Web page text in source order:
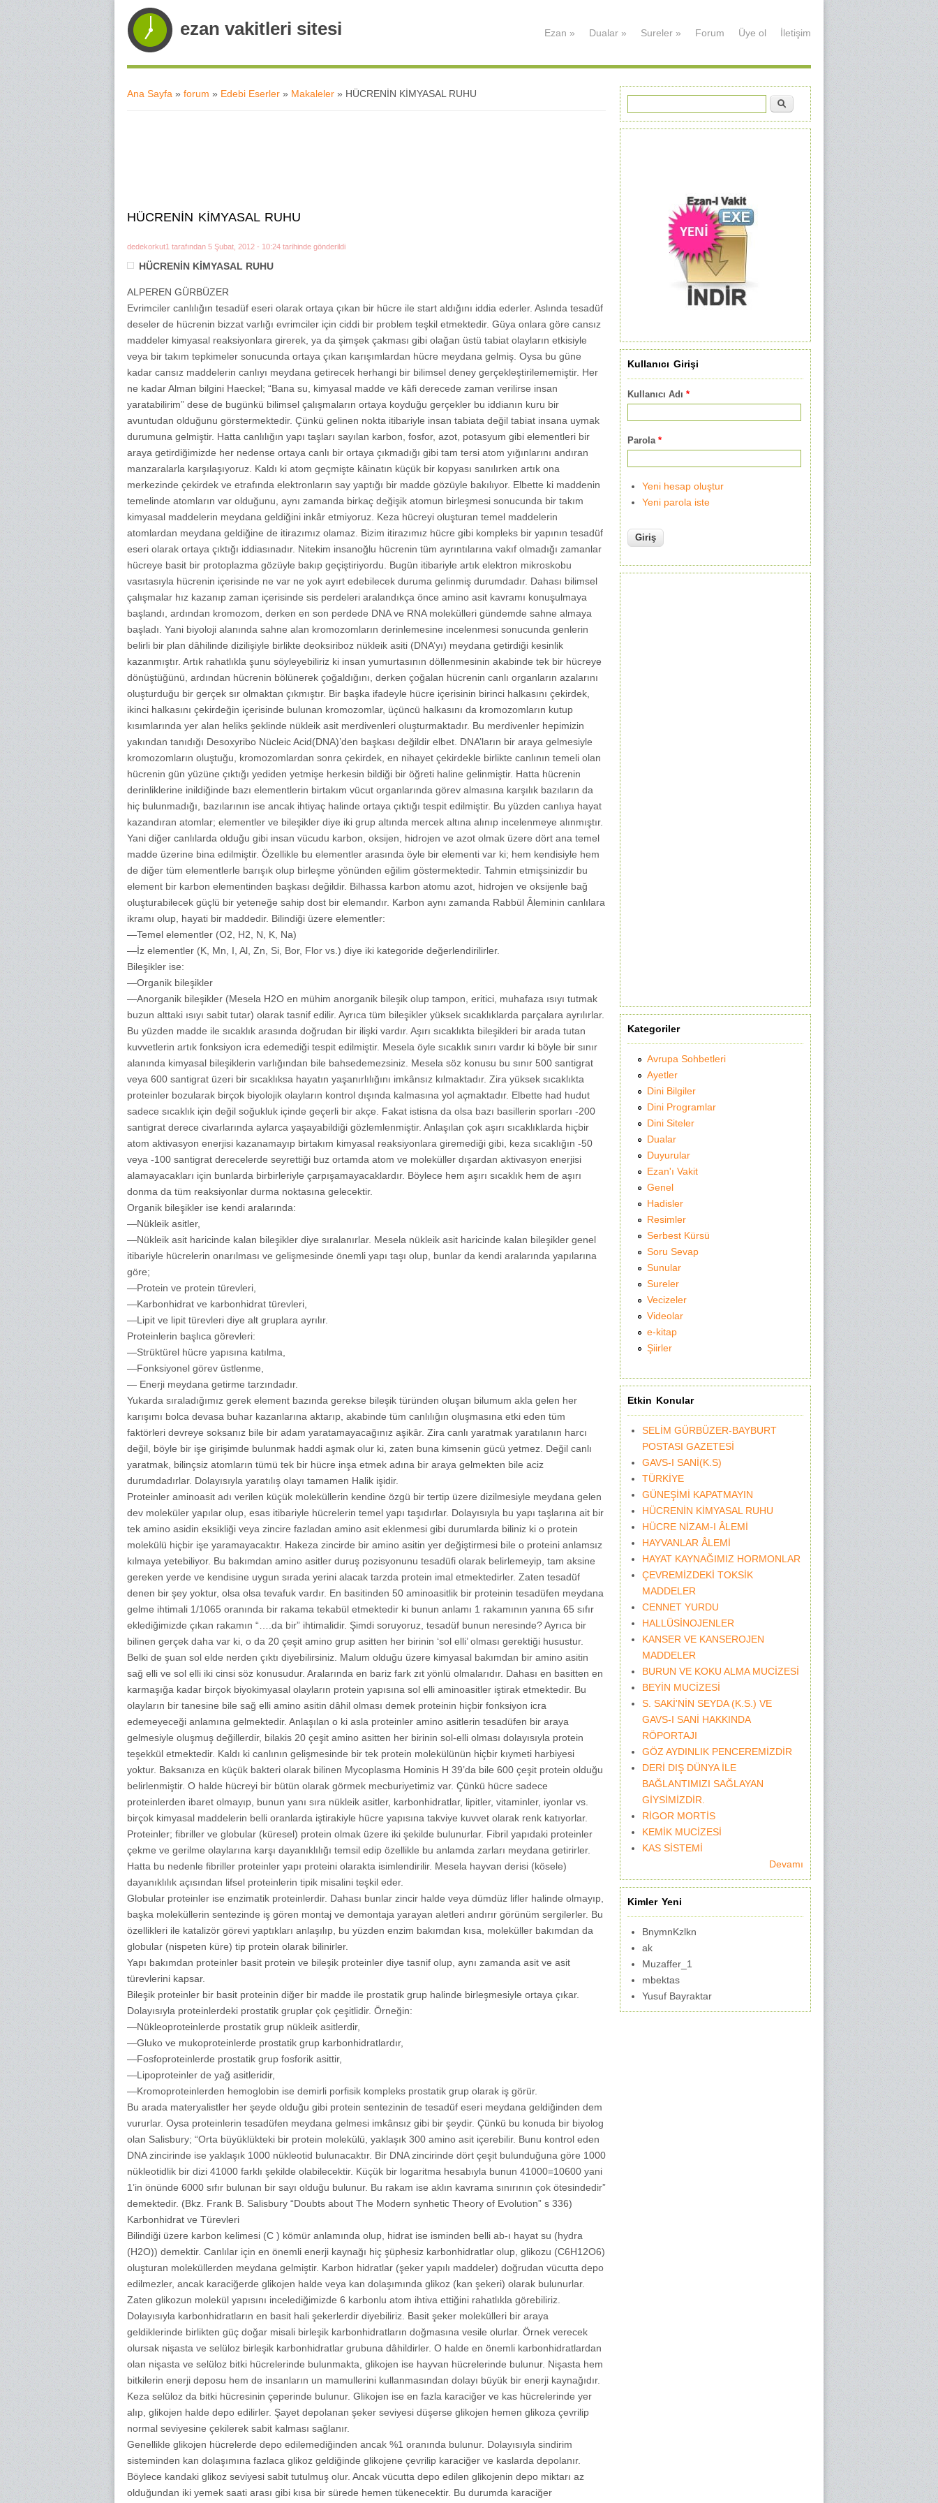
ezan vakitleri sitesi Ezan » Dualar » Sureler » Forum Üye ol İletişim
Ana Sayfa » forum » Edebi Eserler » Makaleler » HÜCRENİN KİMYASAL RUHU
HÜCRENİN KİMYASAL RUHU
dedekorkut1 tarafından 5 Şubat, 2012 - 10:24 tarihinde gönderildi
HÜCRENİN KİMYASAL RUHU
ALPEREN GÜRBÜZER
Evrimciler canlılığın tesadüf eseri olarak ortaya çıkan bir hücre ile start aldığını iddia ederler. Aslında tesadüf
deseler de hücrenin bizzat varlığı evrimciler için ciddi bir problem teşkil etmektedir. Güya onlara göre cansız
maddeler kimyasal reaksiyonlara girerek, ya da şimşek çakması gibi olağan üstü tabiat olayların etkisiyle
veya bir takım tepkimeler sonucunda ortaya çıkan karışımlardan hücre meydana gelmiş. Oysa bu güne
kadar cansız maddelerin canlıyı meydana getirecek herhangi bir bilimsel deney gerçekleştirilememiştir. Her
ne kadar Alman bilgini Haeckel; “Bana su, kimyasal madde ve kâfi derecede zaman verilirse insan
yaratabilirim” dese de bugünkü bilimsel çalışmaların ortaya koyduğu gerçekler bu iddianın kuru bir
avuntudan olduğunu görstermektedir. Çünkü gelinen nokta itibariyle insan tabiata değil tabiat insana uymak
durumuna gelmiştir. Hatta canlılığın yapı taşları sayılan karbon, fosfor, azot, potasyum gibi elementleri bir
araya getirdiğimizde her nedense ortaya canlı bir ortaya çıkmadığı gibi tam tersi atom yığınlarını andıran
manzaralarla karşılaşıyoruz. Kaldı ki atom geçmişte kâinatın küçük bir kopyası sanılırken artık ona
merkezinde çekirdek ve etrafında elektronların say yaptığı bir madde gözüyle bakılıyor. Elbette ki maddenin
temelinde atomların var olduğunu, aynı zamanda birkaç değişik atomun birleşmesi sonucunda bir takım
kimyasal maddelerin meydana geldiğini inkâr etmiyoruz. Keza hücreyi oluşturan temel maddelerin
atomlardan meydana geldiğine de itirazımız olamaz. Bizim itirazımız hücre gibi kompleks bir yapının tesadüf
eseri olarak ortaya çıktığı iddiasınadır. Nitekim insanoğlu hücrenin tüm ayrıntılarına vakıf olmadığı zamanlar
hücreye basit bir protoplazma gözüyle bakıp geçiştiriyordu. Bugün itibariyle artık elektron mikroskobu
vasıtasıyla hücrenin içerisinde ne var ne yok ayırt edebilecek duruma gelinmiş durumdadır. Dahası bilimsel
çalışmalar hız kazanıp zaman içerisinde sis perdeleri aralandıkça önce amino asit kavramı konuşulmaya
başlandı, ardından kromozom, derken en son perdede DNA ve RNA molekülleri gündemde sahne almaya
başladı. Yani biyoloji alanında sahne alan kromozomların derinlemesine incelenmesi sonucunda genlerin
belirli bir plan dâhilinde dizilişiyle birlikte deoksiriboz nükleik asiti (DNA’yı) meydana getirdiği kesinlik
kazanmıştır. Artık rahatlıkla şunu söyleyebiliriz ki insan yumurtasının döllenmesinin akabinde tek bir hücreye
dönüştüğünü, ardından hücrenin bölünerek çoğaldığını, derken çoğalan hücrenin canlı organların azalarını
oluşturduğu bir gerçek sır olmaktan çıkmıştır. Bir başka ifadeyle hücre içerisinin birinci halkasını çekirdek,
ikinci halkasını çekirdeğin içerisinde bulunan kromozomlar, üçüncü halkasını da kromozomların kutup
kısımlarında yer alan heliks şeklinde nükleik asit merdivenleri oluşturmaktadır. Bu merdivenler hepimizin
yakından tanıdığı Desoxyribo Nücleic Acid(DNA)’den başkası değildir elbet. DNA’ların bir araya gelmesiyle
kromozomların oluştuğu, kromozomlardan sonra çekirdek, en nihayet çekirdekle birlikte canlının temeli olan
hücrenin gün yüzüne çıktığı yediden yetmişe herkesin bildiği bir öğreti haline gelinmiştir. Hatta hücrenin
derinliklerine inildiğinde bazı elementlerin birtakım vücut organlarında görev almasına karşılık bazıların da
hiç bulunmadığı, bazılarının ise ancak ihtiyaç halinde ortaya çıktığı tespit edilmiştir. Bu yüzden canlıya hayat
kazandıran atomlar; elementler ve bileşikler diye iki grup altında mercek altına alınıp incelenmeye alınmıştır.
Yani diğer canlılarda olduğu gibi insan vücudu karbon, oksijen, hidrojen ve azot olmak üzere dört ana temel
madde üzerine bina edilmiştir. Özellikle bu elementler arasında öyle bir elementi var ki; hem kendisiyle hem
de diğer tüm elementlerle barışık olup birleşme yönünden eğilim göstermektedir. Tahmin etmişsinizdir bu
element bir karbon elementinden başkası değildir. Bilhassa karbon atomu azot, hidrojen ve oksijenle bağ
oluşturabilecek güçlü bir yeteneğe sahip dost bir elemandır. Karbon aynı zamanda Rabbül Âleminin canlılara
ikramı olup, hayati bir maddedir. Bilindiği üzere elementler:
—Temel elementler (O2, H2, N, K, Na)
—İz elementler (K, Mn, I, Al, Zn, Si, Bor, Flor vs.) diye iki kategoride değerlendirilirler.
Bileşikler ise:
—Organik bileşikler
—Anorganik bileşikler (Mesela H2O en mühim anorganik bileşik olup tampon, eritici, muhafaza ısıyı tutmak
buzun alttaki ısıyı sabit tutar) olarak tasnif edilir. Ayrıca tüm bileşikler yüksek sıcaklıklarda parçalara ayrılırlar.
Bu yüzden madde ile sıcaklık arasında doğrudan bir ilişki vardır. Aşırı sıcaklıkta bileşikleri bir arada tutan
kuvvetlerin artık fonksiyon icra edemediği tespit edilmiştir. Mesela öyle sıcaklık sınırı vardır ki böyle bir sınır
alanında kimyasal bileşiklerin varlığından bile bahsedemezsiniz. Mesela söz konusu bu sınır 500 santigrat
veya 600 santigrat üzeri bir sıcaklıksa hayatın yaşanırlılığını imkânsız kılmaktadır. Zira yüksek sıcaklıkta
proteinler bozularak birçok biyolojik olayların kontrol dışında kalmasına yol açmaktadır. Elbette had hudut
sadece sıcaklık için değil soğukluk içinde geçerli bir akçe. Fakat istisna da olsa bazı basillerin sporları -200
santigrat derece civarlarında aylarca yaşayabildiği gözlemlenmiştir. Anlaşılan çok aşırı sıcaklıklarda hiçbir
atom aktivasyon enerjisi kazanamayıp birtakım kimyasal reaksiyonlara giremediği gibi, keza sıcaklığın -50
veya -100 santigrat derecelerde seyrettiği buz ortamda atom ve moleküller dışardan aktivasyon enerjisi
alamayacakları için bunlarda birbirleriyle çarpışamayacaklardır. Böylece hem aşırı sıcaklık hem de aşırı
donma da tüm reaksiyonlar durma noktasına gelecektir.
Organik bileşikler ise kendi aralarında:
—Nükleik asitler,
—Nükleik asit haricinde kalan bileşikler diye sıralanırlar. Mesela nükleik asit haricinde kalan bileşikler genel
itibariyle hücrelerin onarılması ve gelişmesinde önemli yapı taşı olup, bunlar da kendi aralarında yapılarına
göre;
—Protein ve protein türevleri,
—Karbonhidrat ve karbonhidrat türevleri,
—Lipit ve lipit türevleri diye alt gruplara ayrılır.
Proteinlerin başlıca görevleri:
—Strüktürel hücre yapısına katılma,
—Fonksiyonel görev üstlenme,
— Enerji meydana getirme tarzındadır.
Yukarda sıraladığımız gerek element bazında gerekse bileşik türünden oluşan bilumum akla gelen her
karışımı bolca devasa buhar kazanlarına aktarıp, akabinde tüm canlılığın oluşmasına etki eden tüm
faktörleri devreye soksanız bile bir adam yaratamayacağınız aşikâr. Zira canlı yaratmak yaratılanın harcı
değil, böyle bir işe girişimde bulunmak haddi aşmak olur ki, zaten buna kimsenin gücü yetmez. Değil canlı
yaratmak, bilinçsiz atomların tümü tek bir hücre inşa etmek adına bir araya gelmekten bile aciz
durumdadırlar. Dolayısıyla yaratılış olayı tamamen Halik işidir.
Proteinler aminoasit adı verilen küçük moleküllerin kendine özgü bir tertip üzere dizilmesiyle meydana gelen
dev moleküler yapılar olup, esas itibariyle hücrelerin temel yapı taşıdırlar. Dolayısıyla bu yapı taşlarına ait bir
tek amino asidin eksikliği veya zincire fazladan amino asit eklenmesi gibi durumlarda biliniz ki o protein
molekülü hiçbir işe yaramayacaktır. Hakeza zincirde bir amino asitin yer değiştirmesi bile o proteini anlamsız
kılmaya yetebiliyor. Bu bakımdan amino asitler duruş pozisyonunu tesadüfi olarak belirlemeyip, tam aksine
gereken yerde ve kendisine uygun sırada yerini alacak tarzda protein imal etmektedirler. Zaten tesadüf
denen bir şey yoktur, olsa olsa tevafuk vardır. En basitinden 50 aminoasitlik bir proteinin tesadüfen meydana
gelme ihtimali 1/1065 oranında bir rakama tekabül etmektedir ki bunun anlamı 1 rakamının yanına 65 sıfır
eklediğimizde çıkan rakamın “….da bir” ihtimalidir. Şimdi soruyoruz, tesadüf bunun neresinde? Ayrıca bir
bilinen gerçek daha var ki, o da 20 çeşit amino grup asitten her birinin ‘sol elli’ olması gerektiği husustur.
Belki de şuan sol elde nerden çıktı diyebilirsiniz. Malum olduğu üzere kimyasal bakımdan bir amino asitin
sağ elli ve sol elli iki cinsi söz konusudur. Aralarında en bariz fark zıt yönlü olmalarıdır. Dahası en basitten en
karmaşığa kadar birçok biyokimyasal olayların protein yapısına sol elli aminoasitler iştirak etmektedir. Bu
olayların bir tanesine bile sağ elli amino asitin dâhil olması demek proteinin hiçbir fonksiyon icra
edemeyeceği anlamına gelmektedir. Anlaşılan o ki asla proteinler amino asitlerin tesadüfen bir araya
gelmesiyle oluşmuş değillerdir, bilakis 20 çeşit amino asitten her birinin sol-elli olması dolayısıyla protein
teşekkül etmektedir. Kaldı ki canlının gelişmesinde bir tek protein molekülünün hiçbir kıymeti harbiyesi
yoktur. Baksanıza en küçük bakteri olarak bilinen Mycoplasma Hominis H 39’da bile 600 çeşit protein olduğu
belirlenmiştir. O halde hücreyi bir bütün olarak görmek mecburiyetimiz var. Çünkü hücre sadece
proteinlerden ibaret olmayıp, bunun yanı sıra nükleik asitler, karbonhidratlar, lipitler, vitaminler, iyonlar vs.
birçok kimyasal maddelerin belli oranlarda iştirakiyle hücre yapısına takviye kuvvet olarak renk katıyorlar.
Proteinler; fibriller ve globular (küresel) protein olmak üzere iki şekilde bulunurlar. Fibril yapıdaki proteinler
çekme ve gerilme olaylarına karşı dayanıklılığı temsil edip özellikle bu anlamda zarları meydana getirirler.
Hatta bu nedenle fibriller proteinler yapı proteini olarakta isimlendirilir. Mesela hayvan derisi (kösele)
dayanıklılık açısından lifsel proteinlerin tipik misalini teşkil eder.
Globular proteinler ise enzimatik proteinlerdir. Dahası bunlar zincir halde veya dümdüz lifler halinde olmayıp,
başka moleküllerin sentezinde iş gören montaj ve demontaja yarayan aletleri andırır görünüm sergilerler. Bu
özellikleri ile katalizör görevi yaptıkları anlaşılıp, bu yüzden enzim bakımdan kısa, moleküller bakımdan da
globular (nispeten küre) tip protein olarak bilinirler.
Yapı bakımdan proteinler basit protein ve bileşik proteinler diye tasnif olup, aynı zamanda asit ve asit
türevlerini kapsar.
Bileşik proteinler bir basit proteinin diğer bir madde ile prostatik grup halinde birleşmesiyle ortaya çıkar.
Dolayısıyla proteinlerdeki prostatik gruplar çok çeşitlidir. Örneğin:
—Nükleoproteinlerde prostatik grup nükleik asitlerdir,
—Gluko ve mukoproteinlerde prostatik grup karbonhidratlardır,
—Fosfoproteinlerde prostatik grup fosforik asittir,
—Lipoproteinler de yağ asitleridir,
—Kromoproteinlerden hemoglobin ise demirli porfisik kompleks prostatik grup olarak iş görür.
Bu arada materyalistler her şeyde olduğu gibi protein sentezinin de tesadüf eseri meydana geldiğinden dem
vururlar. Oysa proteinlerin tesadüfen meydana gelmesi imkânsız gibi bir şeydir. Çünkü bu konuda bir biyolog
olan Salisbury; “Orta büyüklükteki bir protein molekülü, yaklaşık 300 amino asit içerebilir. Bunu kontrol eden
DNA zincirinde ise yaklaşık 1000 nükleotid bulunacaktır. Bir DNA zincirinde dört çeşit bulunduğuna göre 1000
nükleotidlik bir dizi 41000 farklı şekilde olabilecektir. Küçük bir logaritma hesabıyla bunun 41000=10600 yani
1’in önünde 6000 sıfır bulunan bir sayı olduğu bulunur. Bu rakam ise aklın kavrama sınırının çok ötesindedir”
demektedir. (Bkz. Frank B. Salisbury “Doubts about The Modern synhetic Theory of Evolution” s 336)
Karbonhidrat ve Türevleri
Bilindiği üzere karbon kelimesi (C ) kömür anlamında olup, hidrat ise isminden belli ab-ı hayat su (hydra
(H2O)) demektir. Canlılar için en önemli enerji kaynağı hiç şüphesiz karbonhidratlar olup, glikozu (C6H12O6)
oluşturan moleküllerden meydana gelmiştir. Karbon hidratlar (şeker yapılı maddeler) doğrudan vücutta depo
edilmezler, ancak karaciğerde glikojen halde veya kan dolaşımında glikoz (kan şekeri) olarak bulunurlar.
Zaten glikozun molekül yapısını incelediğimizde 6 karbonlu atom ihtiva ettiğini rahatlıkla görebiliriz.
Dolayısıyla karbonhidratların en basit hali şekerlerdir diyebiliriz. Basit şeker molekülleri bir araya
geldiklerinde birlikten güç doğar misali birleşik karbonhidratların doğmasına vesile olurlar. Örnek verecek
olursak nişasta ve selüloz birleşik karbonhidratlar grubuna dâhildirler. O halde en önemli karbonhidratlardan
olan nişasta ve selüloz bitki hücrelerinde bulunmakta, glikojen ise hayvan hücrelerinde bulunur. Nişasta hem
bitkilerin enerji deposu hem de insanların un mamullerini kullanmasından dolayı büyük bir enerji kaynağıdır.
Keza selüloz da bitki hücresinin çeperinde bulunur. Glikojen ise en fazla karaciğer ve kas hücrelerinde yer
alıp, glikojen halde depo edilirler. Şayet depolanan şeker seviyesi düşerse glikojen hemen glikoza çevrilip
normal seviyesine çekilerek sabit kalması sağlanır.
Genellikle glikojen hücrelerde depo edilemediğinden ancak %1 oranında bulunur. Dolayısıyla sindirim
sisteminden kan dolaşımına fazlaca glikoz geldiğinde glikojene çevrilip karaciğer ve kaslarda depolanır.
Böylece kandaki glikoz seviyesi sabit tutulmuş olur. Ancak vücutta depo edilen glikojenin depo miktarı az
olduğundan iki yemek saati arası gibi kısa bir sürede hemen tükenecektir. Bu durumda karaciğer
Arama formu
Ara
Kullanıcı Girişi
Kullanıcı Adı *
Parola *
Yeni hesap oluştur
Yeni parola iste
Kategoriler
Avrupa Sohbetleri
Ayetler
Dini Bilgiler
Dini Programlar
Dini Siteler
Dualar
Duyurular
Ezan'ı Vakit
Genel
Hadisler
Resimler
Serbest Kürsü
Soru Sevap
Sunular
Sureler
Vecizeler
Videolar
e-kitap
Şiirler
Etkin Konular
SELİM GÜRBÜZER-BAYBURT
POSTASI GAZETESİ
GAVS-I SANİ(K.S)
TÜRKİYE
GÜNEŞİMİ KAPATMAYIN
HÜCRENİN KİMYASAL RUHU
HÜCRE NİZAM-I ÂLEMİ
HAYVANLAR ÂLEMİ
HAYAT KAYNAĞIMIZ HORMONLAR
ÇEVREMİZDEKİ TOKSİK
MADDELER
CENNET YURDU
HALLÜSİNOJENLER
KANSER VE KANSEROJEN
MADDELER
BURUN VE KOKU ALMA MUCİZESİ
BEYİN MUCİZESİ
S. SAKİ'NİN SEYDA (K.S.) VE
GAVS-I SANİ HAKKINDA
RÖPORTAJI
GÖZ AYDINLIK PENCEREMİZDİR
DERİ DIŞ DÜNYA İLE
BAĞLANTIMIZI SAĞLAYAN
GİYSİMİZDİR.
RİGOR MORTİS
KEMİK MUCİZESİ
KAS SİSTEMİ
Devamı
Kimler Yeni
BnymnKzlkn
ak
Muzaffer_1
mbektas
Yusuf Bayraktar